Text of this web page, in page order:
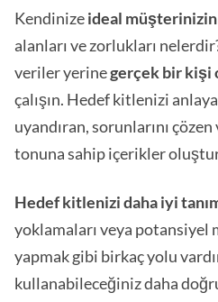
Kendinizeideal
alanları ve zorlukları
veriler yerinegerçek bir kişi
çalışın. Hedef kitlenizi
uyandıran, sorunlarını
tonuna sahip içerikler
Hedef kitlenizi daha iyi
yoklamaları veya
yapmak gibi birkaç yolu
kullanabileceğiniz daha